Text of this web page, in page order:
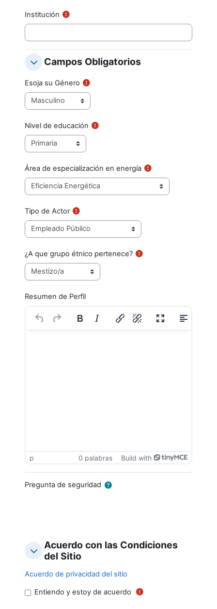
Institución
Campos Obligatorios
Campos Obligatorios
Campos Obligatorios
Esoja su Género
Nivel de educación
Área de especialización en energía
Tipo de Actor
¿A que grupo étnico pertenece?
Resumen de Perfil
p 0 palabras Build with
Pregunta de seguridad
Acuerdo con las Condiciones del Sitio
Acuerdo con las Condiciones del Sitio
Acuerdo con las Condiciones
del Sitio
Acuerdo de privacidad del sitio
Entiendo y estoy de acuerdo